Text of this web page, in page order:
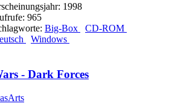
1998
965
Big-Box
CD-ROM
Windows
- Dark Forces